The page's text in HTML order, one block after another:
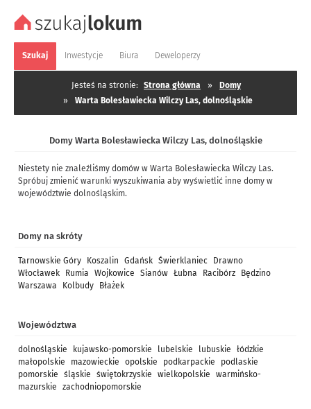
Szukaj Inwestycje Biura Deweloperzy
Jesteś na stronie: Strona główna »
Domy
»
Warta Bolesławiecka Wilczy Las, dolnośląskie
Domy Warta Bolesławiecka Wilczy Las, dolnośląskie
Niestety nie znaleźliśmy domów w Warta Bolesławiecka Wilczy Las.
Spróbuj zmienić warunki wyszukiwania aby wyświetlić inne domy w
województwie dolnośląskim.
Domy na skróty
Tarnowskie Góry Koszalin Gdańsk Świerklaniec
Drawno
Włocławek
Rumia Wojkowice Sianów Łubna Racibórz
Będzino
Warszawa
Kolbudy Błażek
Województwa
dolnośląskie kujawsko-pomorskie lubelskie lubuskie
łódzkie
małopolskie
mazowieckie opolskie podkarpackie
podlaskie
pomorskie
śląskie świętokrzyskie wielkopolskie
warmińsko-
mazurskie
zachodniopomorskie